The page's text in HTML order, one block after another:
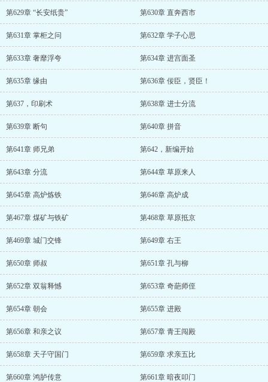
第629章 “长安纸贵” 第630章 直奔西市
第631章 掌柜之问 第632章 学子心思
第633章 奢靡浮夸 第634章 进宫面圣
第635章 缘由 第636章 佞臣，贤臣！
第637，印刷术 第638章 进士分流
第639章 断句 第640章 拼音
第641章 师兄弟 第642，新编开始
第643章 分流 第644章 草原来人
第645章 高炉炼铁 第646章 高炉成
第467章 煤矿与铁矿 第468章 草原抵京
第469章 城门交锋 第649章 右王
第650章 师叔 第651章 孔与柳
第652章 双翁释憾 第653章 奇葩师侄
第654章 朝会 第655章 进殿
第656章 和亲之议 第657章 青王闯殿
第658章 天子守国门 第659章 求亲五比
第660章 鸿胪传意 第661章 暗夜叩门